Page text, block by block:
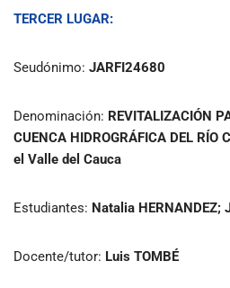
TERCER LUGAR:
Seudónimo: JARFI24680
Denominación: REVITALIZACIÓN
CUENCA HIDROGRÁFICA DEL RÍO
el Valle del Cauca
Estudiantes: Natalia HERNANDEZ;
Docente/tutor: Luis TOMBÉ